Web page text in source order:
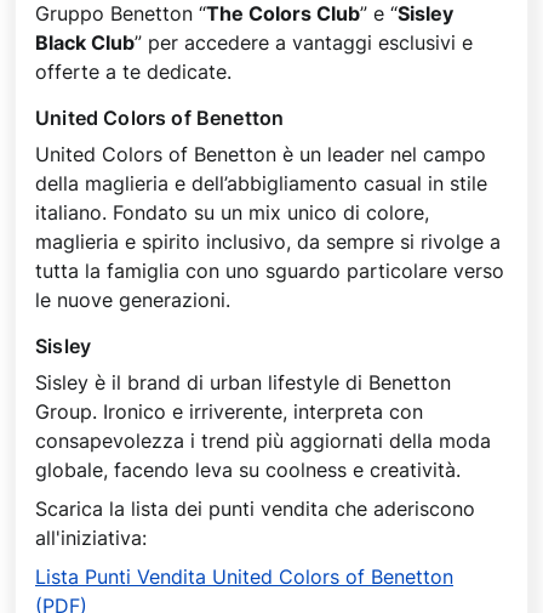
Gruppo Benetton “The Colors Club” e “Sisley
Black Club” per accedere a vantaggi esclusivi e
offerte a te dedicate.
United Colors of Benetton
United Colors of Benetton è un leader nel campo
della maglieria e dell’abbigliamento casual in stile
italiano. Fondato su un mix unico di colore,
maglieria e spirito inclusivo, da sempre si rivolge a
tutta la famiglia con uno sguardo particolare verso
le nuove generazioni.
Sisley
Sisley è il brand di urban lifestyle di Benetton
Group. Ironico e irriverente, interpreta con
consapevolezza i trend più aggiornati della moda
globale, facendo leva su coolness e creatività.
Scarica la lista dei punti vendita che aderiscono
all'iniziativa:
Lista Punti Vendita United Colors of Benetton
(PDF)